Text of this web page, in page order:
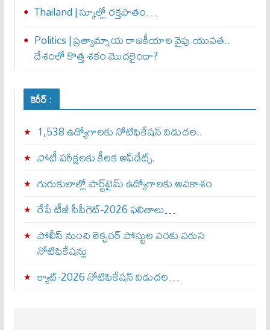
Thailand | స్కూల్లో రక్తపాతం…
Politics | ప్రత్యామ్నాయ రాజకీయాల వైపు యువత..
దేశంలో కొత్త శకం మొదలైందా?
కెరీర్ :
1,538 ఉద్యోగాలకు నోటిఫికేషన్ విడుదల..
పోటీ పరీక్షలకు కీలక అప్‌డేట్స్.
గురుకులాల్లో పార్ట్‌టైమ్ ఉద్యోగాలకు అవకాశం
రేపే టీజీ సీపీగెట్‌-2026 ఫలితాలు…
పోలీస్ నుంచి లెక్చరర్ పోస్టుల వరకు వరుస
నోటిఫికేషన్లు
క్యాట్-2026 నోటిఫికేషన్ విడుదల…